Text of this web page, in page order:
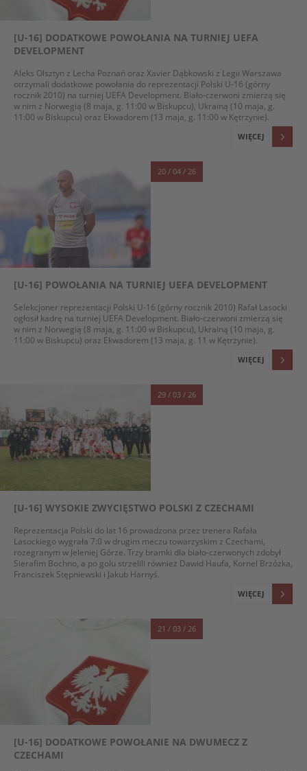
[U-16] DODATKOWE POWOŁANIA NA TURNIEJ UEFA
DEVELOPMENT
Aleks Olsztyn z Lecha Poznań oraz Xavier Dąbkowski z Legii Warszawa
otrzymali dodatkowe powołania do reprezentacji Polski U-16 (górny
rocznik 2010) na turniej UEFA Development. Biało-czerwoni zmierzą się
w nim z Norwegią (8 maja, g. 11:00 w Biskupcu), Ukrainą (10 maja, g.
11:00 w Biskupcu) oraz Ekwadorem (13 maja, g. 11:00 w Kętrzynie).
WIĘCEJ
20 / 04 / 26
[U-16] POWOŁANIA NA TURNIEJ UEFA DEVELOPMENT
Selekcjoner reprezentacji Polski U-16 (górny rocznik 2010) Rafał Lasocki
ogłosił kadrę na turniej UEFA Development. Biało-czerwoni zmierzą się
w nim z Norwegią (8 maja, g. 11:00 w Biskupcu), Ukrainą (10 maja, g.
11:00 w Biskupcu) oraz Ekwadorem (13 maja, g. 11 w Kętrzynie).
WIĘCEJ
29 / 03 / 26
[U-16] WYSOKIE ZWYCIĘSTWO POLSKI Z CZECHAMI
Reprezentacja Polski do lat 16 prowadzona przez trenera Rafała
Lasockiego wygrała 7:0 w drugim meczu towarzyskim z Czechami,
rozegranym w Jeleniej Górze. Trzy bramki dla biało-czerwonych zdobył
Sierafim Bochno, a po golu strzelili również Dawid Haufa, Kornel Brzózka,
Franciszek Stępniewski i Jakub Harnyś.
WIĘCEJ
21 / 03 / 26
[U-16] DODATKOWE POWOŁANIE NA DWUMECZ Z
CZECHAMI